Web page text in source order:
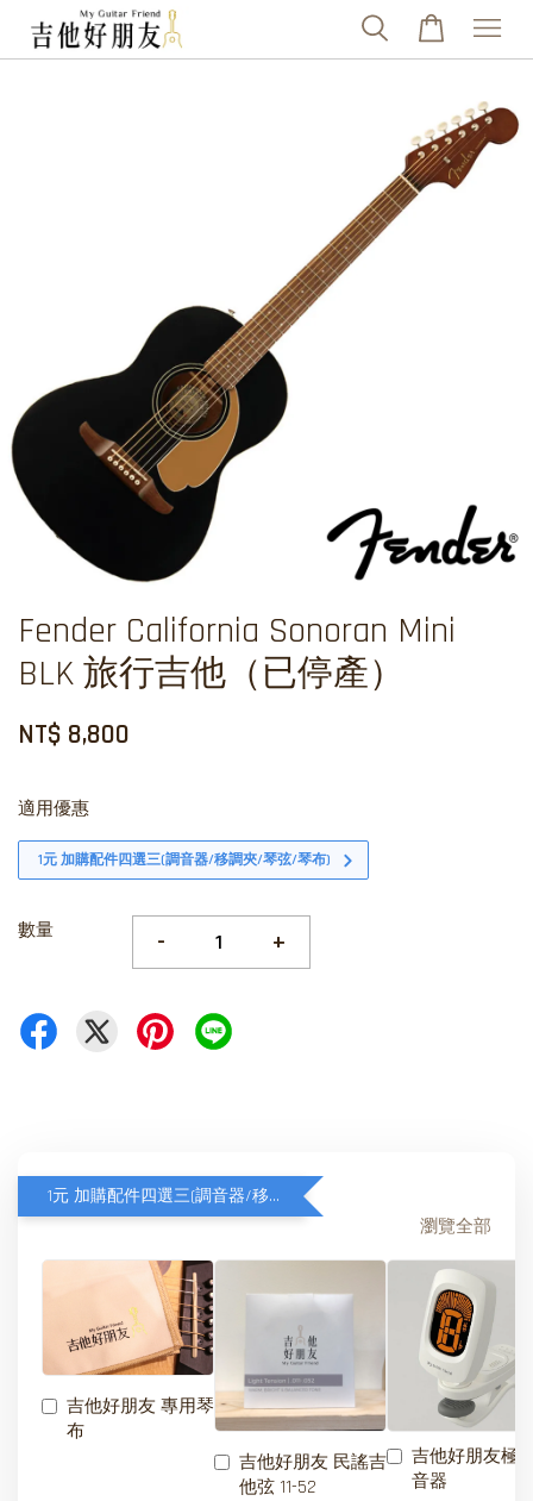
Fender California Sonoran Mini
BLK 旅行吉他（已停產）
NT$ 8,800
適用優惠
1元 加購配件四選三(調音器/移調夾/琴弦/琴布)
數量 - +
1元 加購配件四選三(調音器/移調夾/琴弦/琴布)
瀏覽全部
吉他好朋友 專用琴
布
吉他好朋友 民謠吉
他弦 11-52
吉他好朋友極
音器